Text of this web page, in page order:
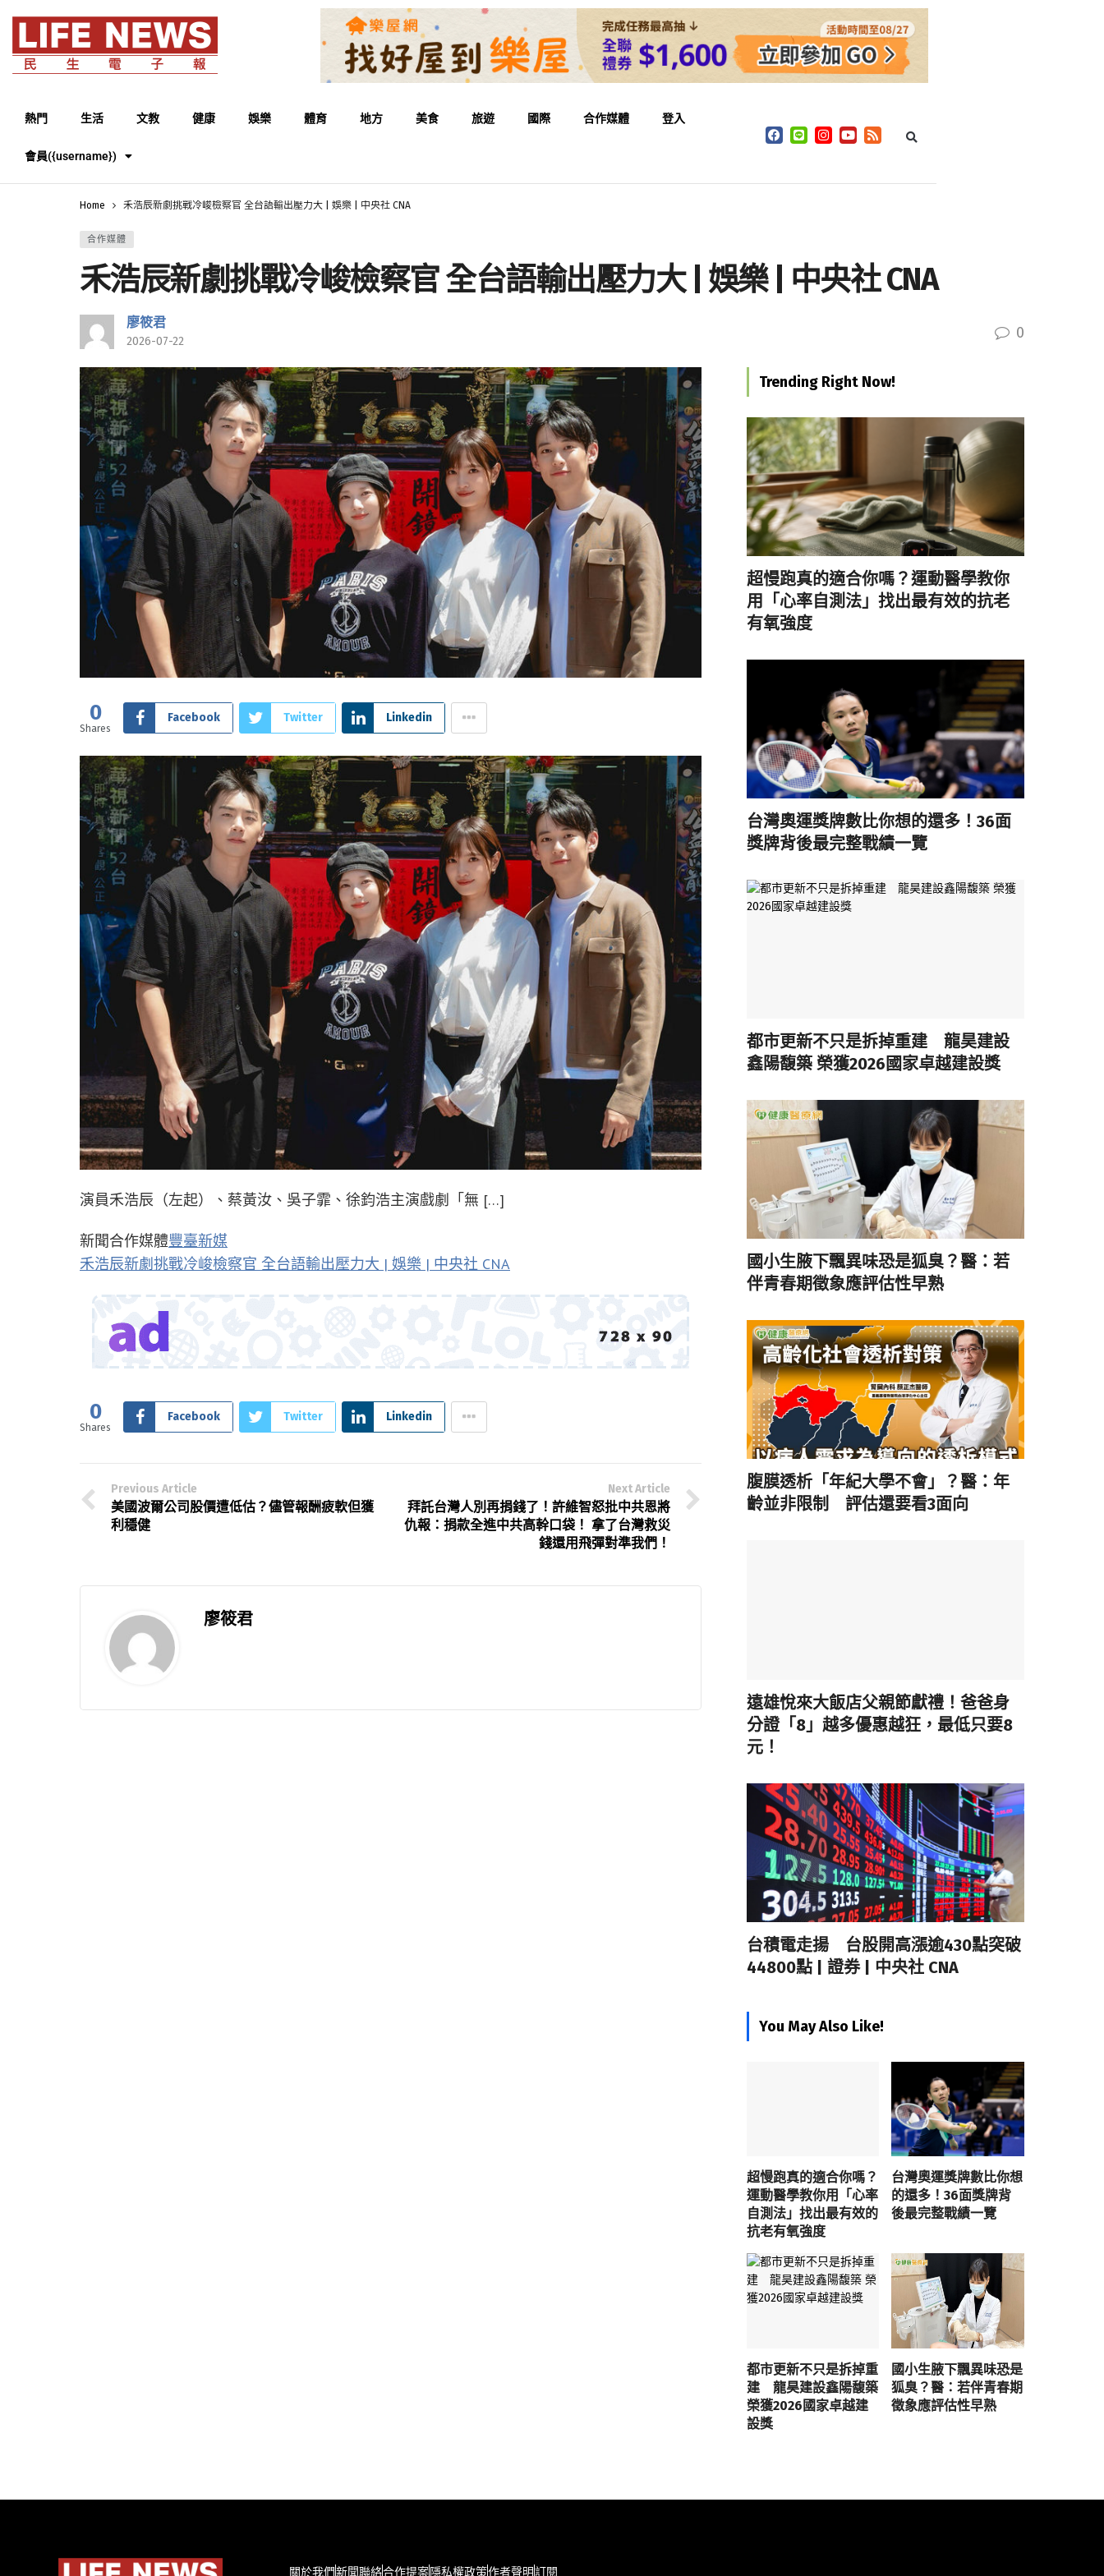
熱門 生活 文教 健康 娛樂 體育 地方 美食 旅遊 國際 合作媒體 登入
會員({username})
Home 禾浩辰新劇挑戰冷峻檢察官 全台語輸出壓力大 | 娛樂 | 中央社 CNA
合作媒體
禾浩辰新劇挑戰冷峻檢察官 全台語輸出壓力大 | 娛樂 | 中央社 CNA
廖筱君
2026-07-22 0
0
Shares
Facebook Twitter Linkedin
演員禾浩辰（左起）、蔡黃汝、吳子霏、徐鈞浩主演戲劇「無 […]
新聞合作媒體豐臺新媒
禾浩辰新劇挑戰冷峻檢察官 全台語輸出壓力大 | 娛樂 | 中央社 CNA
0
Shares
Facebook Twitter Linkedin
Previous Article
美國波爾公司股價遭低估？儘管報酬疲軟但獲
利穩健
Next Article
拜託台灣人別再捐錢了！許維智怒批中共恩將
仇報：捐款全進中共高幹口袋！ 拿了台灣救災
錢還用飛彈對準我們！
廖筱君
Trending Right Now!
超慢跑真的適合你嗎？運動醫學教你
用「心率自測法」找出最有效的抗老
有氧強度
台灣奧運獎牌數比你想的還多！36面
獎牌背後最完整戰績一覽
都市更新不只是拆掉重建 龍昊建設
鑫陽馥築 榮獲2026國家卓越建設獎
國小生腋下飄異味恐是狐臭？醫：若
伴青春期徵象應評估性早熟
腹膜透析「年紀大學不會」？醫：年
齡並非限制 評估還要看3面向
遠雄悅來大飯店父親節獻禮！爸爸身
分證「8」越多優惠越狂，最低只要8
元！
台積電走揚 台股開高漲逾430點突破
44800點 | 證券 | 中央社 CNA
You May Also Like!
超慢跑真的適合你嗎？
運動醫學教你用「心率
自測法」找出最有效的
抗老有氧強度
台灣奧運獎牌數比你想
的還多！36面獎牌背
後最完整戰績一覽
都市更新不只是拆掉重
建 龍昊建設鑫陽馥築
榮獲2026國家卓越建
設獎
國小生腋下飄異味恐是
狐臭？醫：若伴青春期
徵象應評估性早熟
關於我們新聞聯絡合作提案隱私權政策作者聲明訂閱